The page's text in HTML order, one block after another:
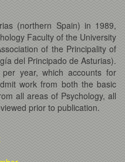
(northern Spain) in 1989,
Faculty of the University
of the Principality of
del Principado de Asturias).
year, which accounts for
work from both the basic
all areas of Psychology, all
prior to publication.